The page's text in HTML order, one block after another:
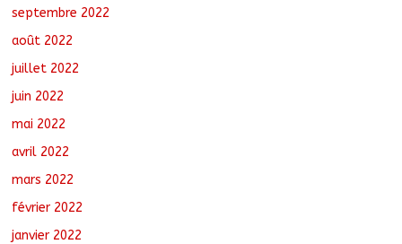
septembre 2022
août 2022
juillet 2022
juin 2022
mai 2022
avril 2022
mars 2022
février 2022
janvier 2022